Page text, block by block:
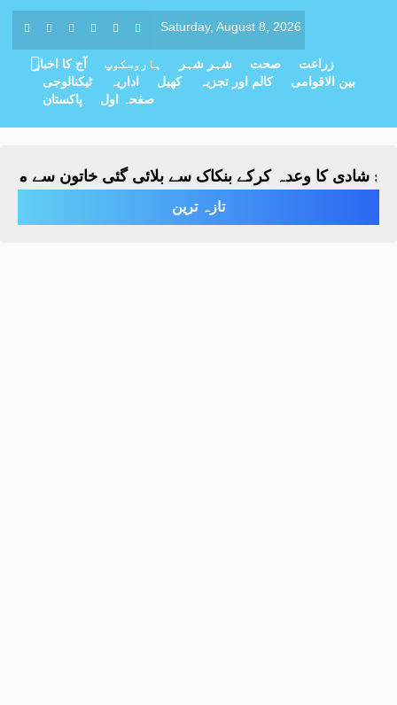
Saturday, August 8, 2026
آج کا اخبار ہاروسکوپ شہر شہر صحت
زراعت
ٹیکنالوجی
اداریہ کھیل کالم اور تجزیہ
بین الاقوامی
پاکستان
صفحہ اول
شادی کا وعدہ کرکے بنکاک سے بلائی گئی خاتون سے مبینہ
تازہ ترین